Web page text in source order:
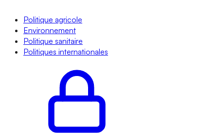
Politique agricole
Environnement
Politique sanitaire
Politiques internationales